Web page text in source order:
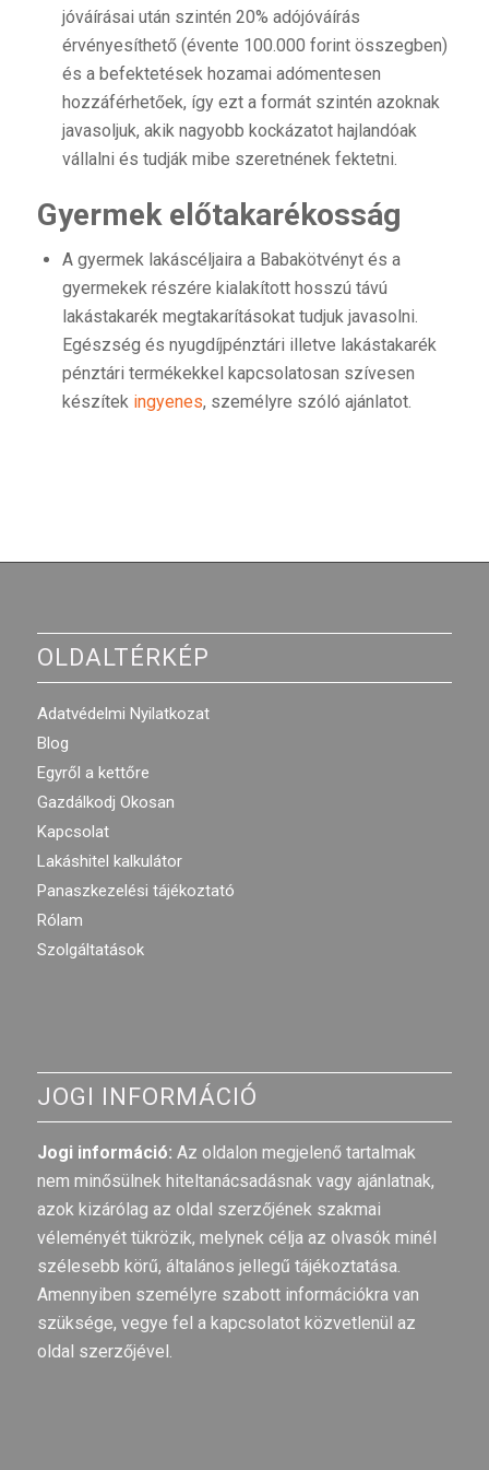
jóváírásai után szintén 20% adójóváírás
érvényesíthető (évente 100.000 forint összegben)
és a befektetések hozamai adómentesen
hozzáférhetőek, így ezt a formát szintén azoknak
javasoljuk, akik nagyobb kockázatot hajlandóak
vállalni és tudják mibe szeretnének fektetni.
Gyermek előtakarékosság
A gyermek lakáscéljaira a Babakötvényt és a
gyermekek részére kialakított hosszú távú
lakástakarék megtakarításokat tudjuk javasolni.
Egészség és nyugdíjpénztári illetve lakástakarék
pénztári termékekkel kapcsolatosan szívesen
készítek ingyenes, személyre szóló ajánlatot.
OLDALTÉRKÉP
Adatvédelmi Nyilatkozat
Blog
Egyről a kettőre
Gazdálkodj Okosan
Kapcsolat
Lakáshitel kalkulátor
Panaszkezelési tájékoztató
Rólam
Szolgáltatások
JOGI INFORMÁCIÓ
Jogi információ: Az oldalon megjelenő tartalmak
nem minősülnek hiteltanácsadásnak vagy ajánlatnak,
azok kizárólag az oldal szerzőjének szakmai
véleményét tükrözik, melynek célja az olvasók minél
szélesebb körű, általános jellegű tájékoztatása.
Amennyiben személyre szabott információkra van
szüksége, vegye fel a kapcsolatot közvetlenül az
oldal szerzőjével.